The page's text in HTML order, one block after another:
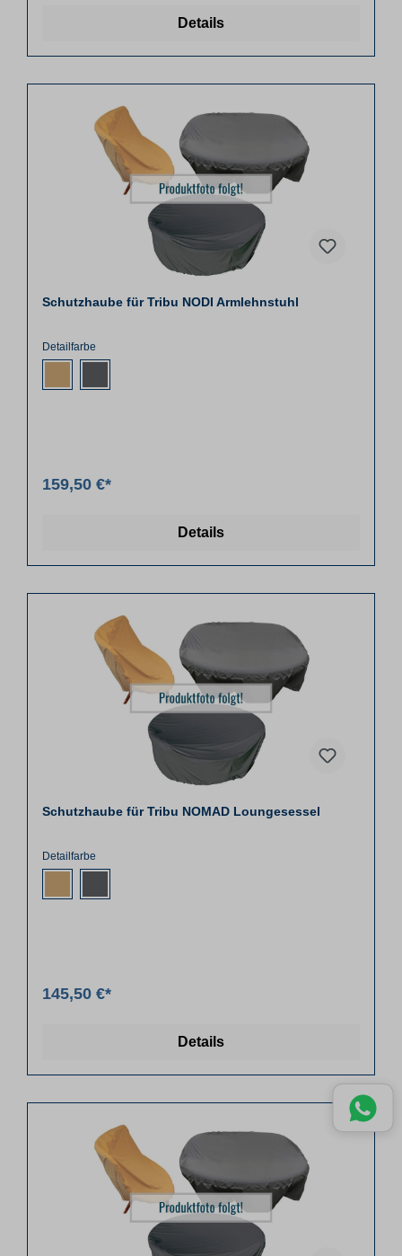
Details
Schutzhaube für Tribu NODI Armlehnstuhl
Detailfarbe
159,50 €*
Details
Schutzhaube für Tribu NOMAD Loungesessel
Detailfarbe
145,50 €*
Details